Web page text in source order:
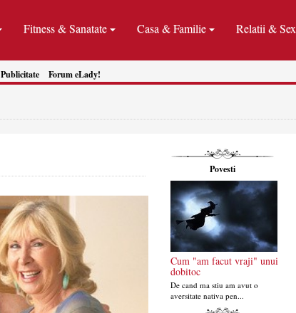
Fitness & Sanatate Casa & Familie Relatii & Sex
Publicitate Forum eLady!
Povesti
Cum "am facut vraji" unui
dobitoc
De cand ma stiu am avut o
aversitate nativa pen...